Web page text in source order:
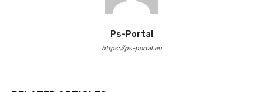
Ps-Portal
https://ps-portal.eu